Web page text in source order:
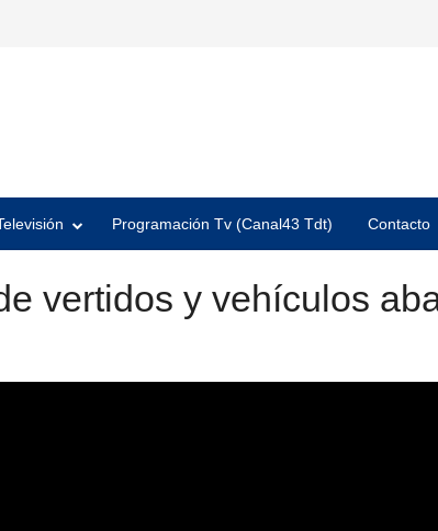
Programación Tv (Canal43 Tdt) Contacto
vertidos y vehículos